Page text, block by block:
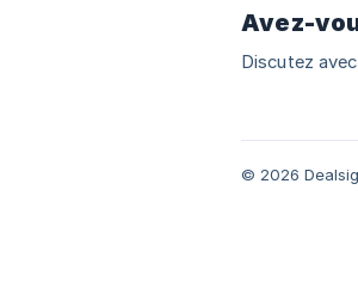
Avez-
Discutez
© 2026